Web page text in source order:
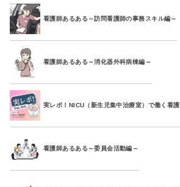
看護師あるある～訪問看護師の事務スキル編～
看護師あるある～消化器外科病棟編～
実レポ！NICU（新生児集中治療室）で働く看
看護師あるある～委員会活動編～